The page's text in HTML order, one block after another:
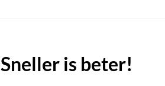
is beter!